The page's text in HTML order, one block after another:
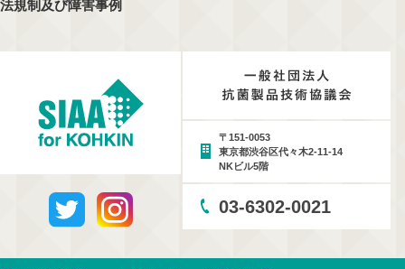
法規制及び障害事例
〒151-0053
東京都渋谷区代々木2-11-14
NKビル5階
03-6302-0021